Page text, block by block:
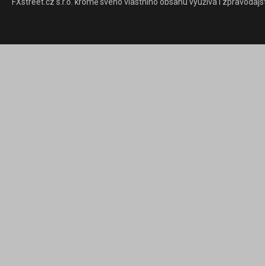
FXstreet.cz s.r.o. kromě svého vlastního obsahu využívá i